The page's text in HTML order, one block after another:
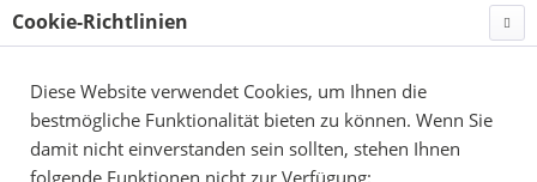
Cookie-Richtlinien
Diese Website verwendet Cookies, um Ihnen die
bestmögliche Funktionalität bieten zu können. Wenn Sie
damit nicht einverstanden sein sollten, stehen Ihnen
folgende Funktionen nicht zur Verfügung: